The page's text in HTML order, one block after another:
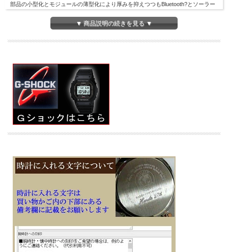
部品の小型化とモジュールの薄型化により厚みを抑えつつもBluetooth?とソーラー
加えてカーボンコアガード構造により、G-STEELシリーズで最薄(2021年3月現在)
樹脂バンドにシルバーケースのスタンダードモデルで、TOPベゼルと中ベゼルに異
なる仕上げを施すことで質感の違いも楽しめます
メタルと樹脂という異素材を融合し、タフネスとデザイン性を両立したG-STEEL
シリーズです
■美錠タイプ
グ状態の場合：約18ヵ月
■スマートフォンと連携しない場合は、通常のクオーツ精度（平均月差±15秒）で
動作します
■ミネラルガラス
■ダブルLEDライト：文字板用LEDライト（フルオートライト、スーパーイルミネ
ーター、残照機能、残照時間切替（1.5秒/3秒）付き）、LCD部用LEDバックライト
（フルオートライト、スーパーイルミネーター、残照機能、残照時間切替（1.5
■1/100秒（1時間未満）／1秒（1時間以上）、24時間計、ラップ／スプリット付
き （ストップウォッチ機能）
■時刻アラーム５本、時報
▼ 商品説明の続きを見る ▼